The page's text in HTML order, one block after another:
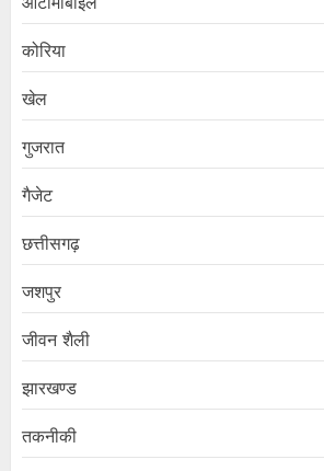
कोरिया
खेल
गुजरात
गैजेट
छत्तीसगढ़
जशपुर
जीवन शैली
झारखण्ड
तकनीकी